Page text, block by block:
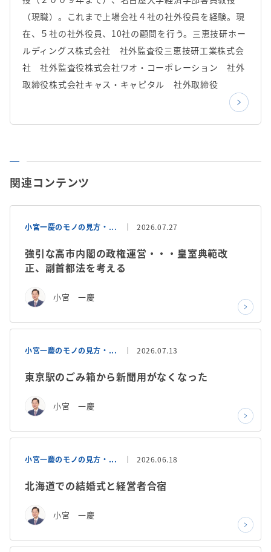
（現職）。これまで上場会社４社の社外役員を経験。現
在、５社の社外役員、10社の顧問を行う。三恵技研ホー
ルディングス株式会社 社外監査役三恵技研工業株式会
社 社外監査役株式会社ワオ・コーポレーション 社外
取締役株式会社キャス・キャピタル 社外取締役
関連コンテンツ
小宮一慶のモノの見方・... 2026.07.27
強引な高市内閣の政権運営・・・皇室典範改
正、副首都法を考える
小宮 一慶
小宮一慶のモノの見方・... 2026.07.13
東京駅のごみ箱から新聞用がなくなった
小宮 一慶
小宮一慶のモノの見方・... 2026.06.18
北海道での結婚式と経営者合宿
小宮 一慶